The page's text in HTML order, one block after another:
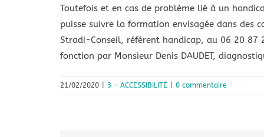
Toutefois et en cas de problème lié à un
puisse suivre la formation envisagée dans des
Stradi-Conseil, référent handicap, au 06 20 87
fonction par Monsieur Denis DAUDET,
21/02/2020 3 - ACCESSIBILITÉ 0 commentaire